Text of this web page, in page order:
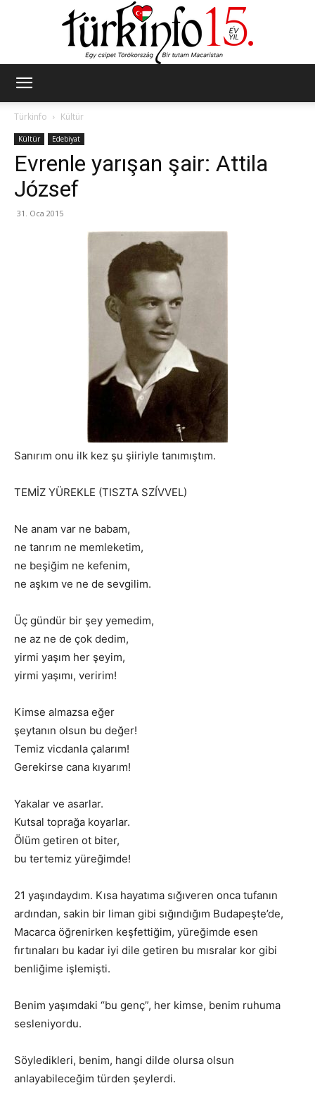
Türkinfo
Kültür
Kültür Edebiyat
Evrenle yarışan şair: Attila
József
31. Oca 2015
Sanırım onu ilk kez şu şiiriyle tanımıştım.
TEMİZ YÜREKLE (TISZTA SZÍVVEL)
Ne anam var ne babam,
ne tanrım ne memleketim,
ne beşiğim ne kefenim,
ne aşkım ve ne de sevgilim.
Üç gündür bir şey yemedim,
ne az ne de çok dedim,
yirmi yaşım her şeyim,
yirmi yaşımı, veririm!
Kimse almazsa eğer
şeytanın olsun bu değer!
Temiz vicdanla çalarım!
Gerekirse cana kıyarım!
Yakalar ve asarlar.
Kutsal toprağa koyarlar.
Ölüm getiren ot biter,
bu tertemiz yüreğimde!
21 yaşındaydım. Kısa hayatıma sığıveren onca tufanın
ardından, sakin bir liman gibi sığındığım Budapeşte’de,
Macarca öğrenirken keşfettiğim, yüreğimde esen
fırtınaları bu kadar iyi dile getiren bu mısralar kor gibi
benliğime işlemişti.
Benim yaşımdaki “bu genç”, her kimse, benim ruhuma
sesleniyordu.
Söyledikleri, benim, hangi dilde olursa olsun
anlayabileceğim türden şeylerdi.